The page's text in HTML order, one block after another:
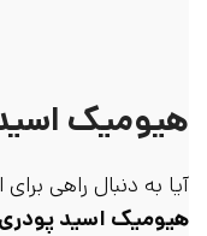
هیومیک
آیا به دنبال راهی
هیومیک اسید پودری